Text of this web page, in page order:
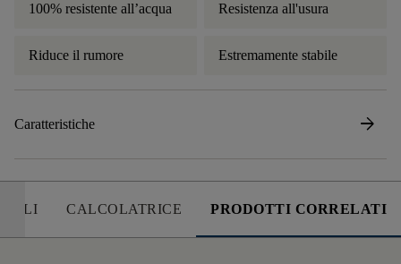
100% resistente all’acqua Resistenza all'usura
Riduce il rumore Estremamente stabile
Caratteristiche arrow_forward
CALCOLATRICE PRODOTTI CORRELATI